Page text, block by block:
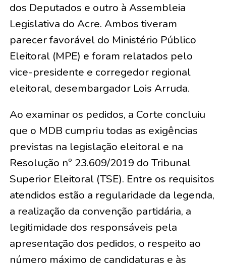
dos Deputados e outro à Assembleia
Legislativa do Acre. Ambos tiveram
parecer favorável do Ministério Público
Eleitoral (MPE) e foram relatados pelo
vice-presidente e corregedor regional
eleitoral, desembargador Lois Arruda.
Ao examinar os pedidos, a Corte concluiu
que o MDB cumpriu todas as exigências
previstas na legislação eleitoral e na
Resolução nº 23.609/2019 do Tribunal
Superior Eleitoral (TSE). Entre os requisitos
atendidos estão a regularidade da legenda,
a realização da convenção partidária, a
legitimidade dos responsáveis pela
apresentação dos pedidos, o respeito ao
número máximo de candidaturas e às